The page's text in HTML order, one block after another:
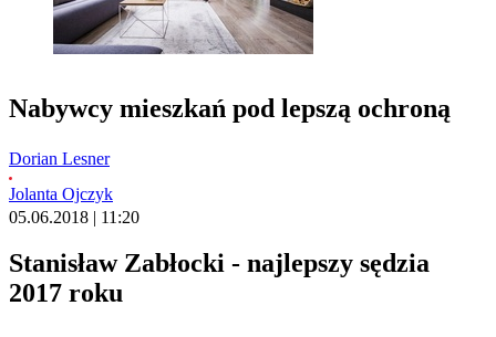
Nabywcy mieszkań pod lepszą ochroną
Dorian Lesner
Jolanta Ojczyk
05.06.2018 | 11:20
Stanisław Zabłocki - najlepszy sędzia
2017 roku